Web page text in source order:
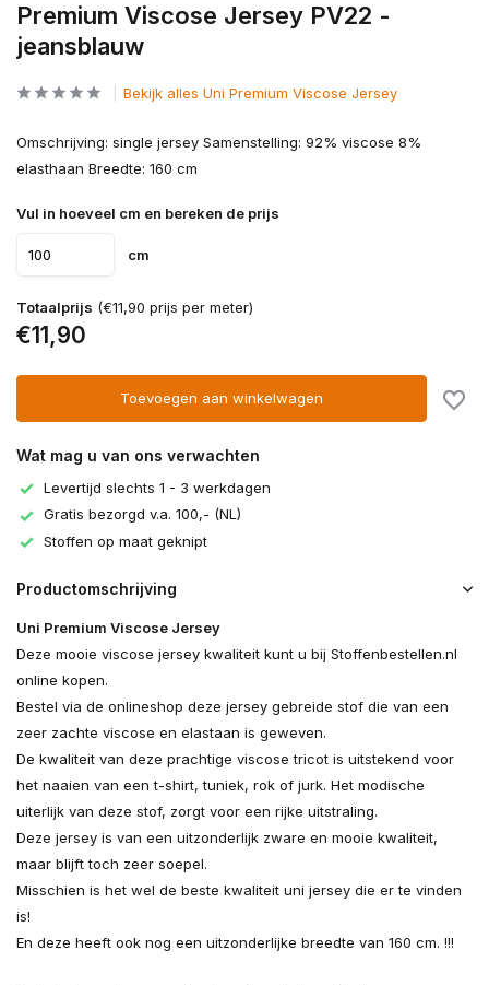
Premium Viscose Jersey PV22 -
jeansblauw
Bekijk alles Uni Premium Viscose Jersey
Omschrijving: single jersey Samenstelling: 92% viscose 8%
elasthaan Breedte: 160 cm
Vul in hoeveel cm en bereken de prijs
cm
Totaalprijs (€11,90 prijs per meter)
€11,90
Toevoegen aan winkelwagen
Wat mag u van ons verwachten
Levertijd slechts 1 - 3 werkdagen
Gratis bezorgd v.a. 100,- (NL)
Stoffen op maat geknipt
Productomschrijving
Uni Premium Viscose Jersey
Deze mooie viscose jersey kwaliteit kunt u bij Stoffenbestellen.nl
online kopen.
Bestel via de onlineshop deze jersey gebreide stof die van een
zeer zachte viscose en elastaan is geweven.
De kwaliteit van deze prachtige viscose tricot is uitstekend voor
het naaien van een t-shirt, tuniek, rok of jurk. Het modische
uiterlijk van deze stof, zorgt voor een rijke uitstraling.
Deze jersey is van een uitzonderlijk zware en mooie kwaliteit,
maar blijft toch zeer soepel.
Misschien is het wel de beste kwaliteit uni jersey die er te vinden
is!
En deze heeft ook nog een uitzonderlijke breedte van 160 cm. !!!